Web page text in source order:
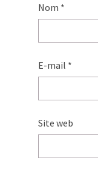
Nom *
E-mail *
Site web